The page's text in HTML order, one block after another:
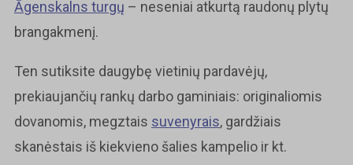
Āgenskalns turgų – neseniai atkurtą raudonų plytų
brangakmenį.
Ten sutiksite daugybę vietinių pardavėjų,
prekiaujančių rankų darbo gaminiais: originaliomis
dovanomis, megztais suvenyrais, gardžiais
skanėstais iš kiekvieno šalies kampelio ir kt.